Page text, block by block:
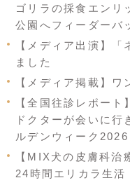
ゴリラの採食エンリ
公園へフィーダーバ
【メディア出演】
ました
【メディア掲載】
【全国往診レポー
ドクターが会いに行
ルデンウィーク2026
【MIX犬の皮膚科
24時間エリカラ生